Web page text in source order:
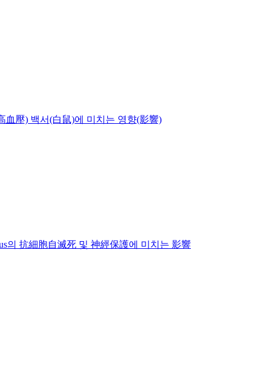
血壓) 백서(白鼠)에 미치는 영향(影響)
의 抗細胞自滅死 및 神經保護에 미치는 影響